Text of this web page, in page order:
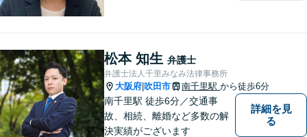
ど将来の不安の予防まで。
松本 知生 弁護士
弁護士法人千里みなみ法律事務所
大阪府 吹田市 南千里駅 から徒歩6分
南千里駅 徒歩6分／交通事
故、相続、離婚など多数の解
決実績がございます
詳細を見
る